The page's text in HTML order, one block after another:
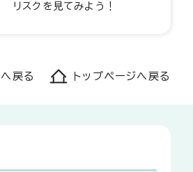
リスクを見てみよう！
戻る トップページへ戻る